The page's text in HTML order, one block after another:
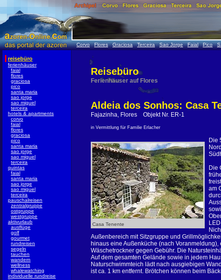
Corvo Flores Graciosa Terceira Sao Jorge Faial Pico
reisebüro
ferienhäuser
faial
flores
graciosa
pico
santa maria
sao jorge
sao miguel
terceira
hotels & apartments
corvo
faial
flores
graciosa
pico
santa maria
sao jorge
sao miguel
terceira
quintas
faial
santa maria
sao jorge
sao miguel
terceira
pauschalreisen
zentralgruppe
ostgruppe
westgruppe
aktivurlaub
ausflüge
golf
gourmet
rundreisen
segeln
tauchen
wandern
wellness
whalewatching
individuelle rundreise
Reisebüro
Ferienhäuser auf Flores
Aldeia dos Sonhos: Casa
Fajazinha, Flores Objekt Nr. ER-1
in Vermittlung für Familie Erlacher
Casa Tenente
Die
Die
am
Außenbereich mit Sitzgruppe und
hinaus eine Außenküche (nach
Wäschetrockner gegen Gebühr. Die
Auf dem gesamten Gelände sowie in jedem
Naturschwimmteich lädt nach ausgiebigen
ist ca. 1 km entfernt. Brötchen können beim